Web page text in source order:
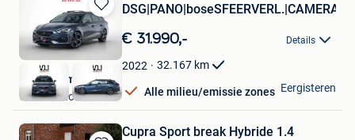
Bewaren
in
Mijn
Favorieten
DSG|PANO|boseSFEERVERL.|CAMERA|
€ 31.990,- Details
2022 32.167 km
Alle milieu/emissie zones
VDJ Automotive
Grobbendonk
Eergisteren
Cupra Sport break Hybride 1.4